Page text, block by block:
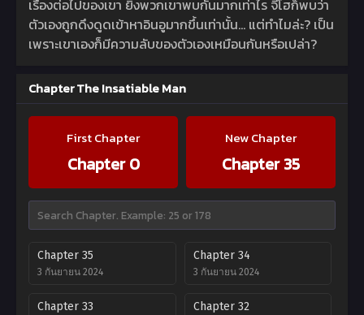
เรื่องต่อไปของเขา ยิ่งพวกเขาพบกันมากเท่าไร จีโฮก็พบว่า
ตัวเองถูกดึงดูดเข้าหาอินอูมากขึ้นเท่านั้น… แต่ทำไมล่ะ? เป็น
เพราะเขาเองก็มีความลับของตัวเองเหมือนกันหรือเปล่า?
Chapter The Insatiable Man
First Chapter
Chapter 0
New Chapter
Chapter 35
Chapter 35
3 กันยายน 2024
Chapter 34
3 กันยายน 2024
Chapter 33 Chapter 32